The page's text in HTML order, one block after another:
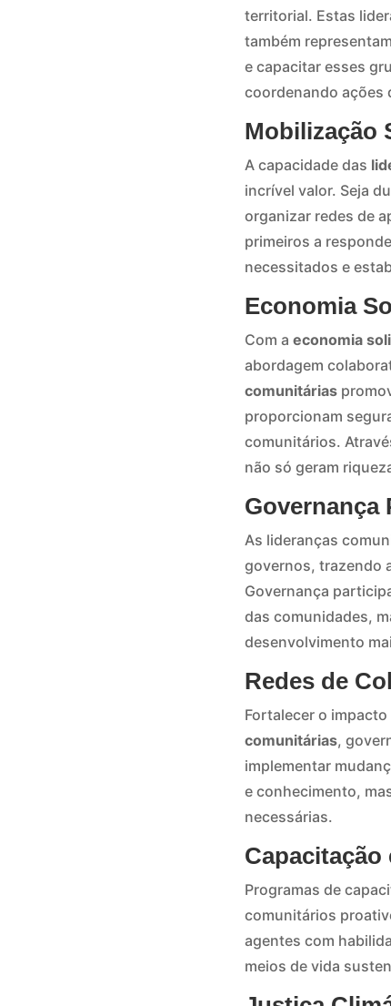
territorial. Estas
também
e capacitar esses
coordenando ações
Mobilização
A capacidade das
incrível valor. Seja
organizar redes de
primeiros a
necessitados e
Economia
Com a economia
abordagem
comunitárias
proporcionam
comunitários.
não só geram
Governança
As lideranças
governos, trazendo
Governança
das comunidades,
desenvolvimento
Redes de
Fortalecer o
comunitárias,
implementar
e conhecimento,
necessárias.
Programas de
comunitários
agentes com
meios de vida